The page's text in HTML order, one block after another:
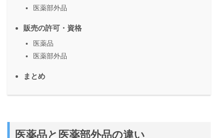
医薬部外品
販売の許可・資格
医薬品
医薬部外品
まとめ
医薬品と医薬部外品の違い